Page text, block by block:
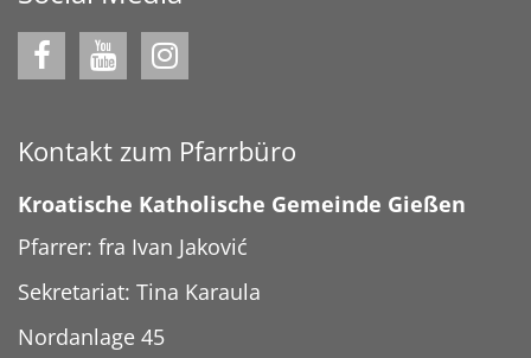
Kontakt zum Pfarrbüro
Kroatische Katholische Gemeinde Gießen
Pfarrer: fra Ivan Jaković
Sekretariat: Tina Karaula
Nordanlage 45